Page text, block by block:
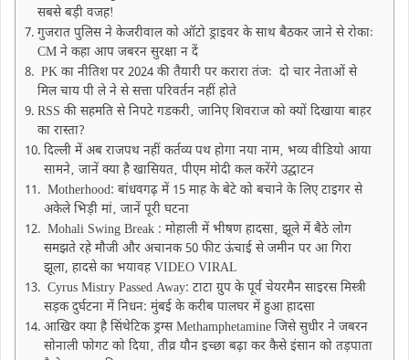
सबसे बड़ी वजहǃ
गुजरात पुलिस ने केजरीवाल को ऑटो ड्राइवर के साथ बैठकर जाने से रोकाः
CM ने कहा आप जबरन सुरक्षा न दें
PK का नीतिश पर 2024 की तैयारी पर करारा तंजः दो चार नेताओं से
मिल चाय पी ले ने से सत्ता परिवर्तन नहीं होते
RSS की सहमति से निपटे गडकरी‚ जानिए शिवराज को क्यों दिखाया बाहर
का रास्ता?
दिल्ली में अब राजपथ नहीं कर्तव्य पथ होगा नया नाम‚ भव्य वीडियो आया
सामने‚ जानें क्या है खासियत‚ पीएम मोदी कल करेंगे उद्घाटन
Motherhood: बांधवगढ़ में 15 माह के बेटे को बचाने के लिए टाइगर से
अकेले भिड़ी मां‚ जानें पूरी घटना
Mohali Swing Break : मोहाली में भीषण हादसा‚ झूले में बैठे लोग
समझते रहे मौजी और अचानक 50 फीट ऊंचाई से जमीन पर आ गिरा
झूला, हादसे का भयावह VIDEO VIRAL
Cyrus Mistry Passed Away: टाटा ग्रुप के पूर्व चेयरमैन साइरस मिस्त्री
सड़क दुर्घटना में निधन: मुंबई के करीब पालघर में हुआ हादसा
आखिर क्या है सिंथेटिक ड्रग्स Methamphetamine जिसे सुधीर ने जबरन
सोनाली फोगट को दिया‚ तीव्र यौन इच्छा बढ़ा कर कैसे इंसान को तड़पाता